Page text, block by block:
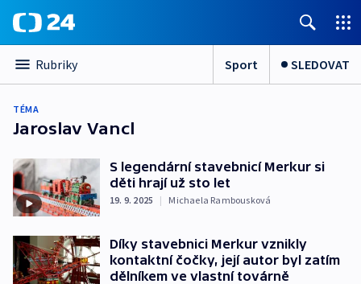
Rubriky Sport SLEDOVAT
TÉMA
Jaroslav Vancl
S legendární stavebnicí Merkur si
děti hrají už sto let
19. 9. 2025 | Michaela Rambousková
Díky stavebnici Merkur vznikly
kontaktní čočky, její autor byl zatím
dělníkem ve vlastní továrně